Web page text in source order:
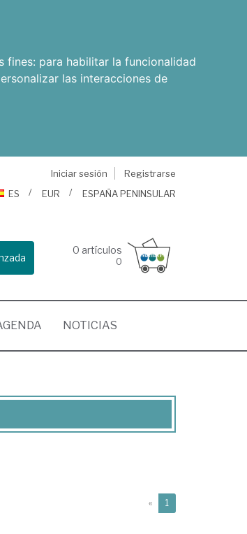
fines: para habilitar la funcionalidad
las interacciones de
Iniciar sesión
Registrarse
ES
EUR ESPAÑA PENINSULAR
0 artículos
0
NOTICIAS
« 1